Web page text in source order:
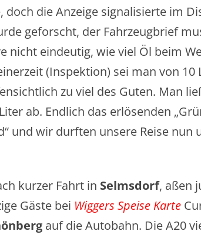
doch die Anzeige signalisierte im
geforscht, der Fahrzeugbrief
nicht eindeutig, wie viel Öl beim
(Inspektion) sei man von 10
zu viel des Guten. Man
ab. Endlich das erlösenden
und wir durften unsere Reise nun
kurzer Fahrt in Selmsdorf, aßen
Gäste bei Wiggers Speise Karte
auf die Autobahn. Die A20